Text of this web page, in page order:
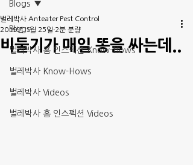
Blogs
벌레박사 홈 인스펙션 Know-Hows
벌레박사 Know-Hows
벌레박사 Videos
벌레박사 홈 인스펙션 Videos
Blogs
비둘기가 매일 똥을 싸는데..
벌레박사 Anteater Pest Control
2019년 1월 25일 2분 분량